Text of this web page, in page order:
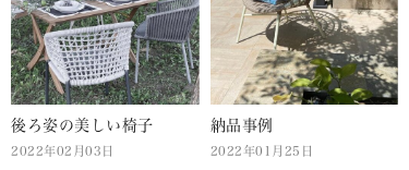
後ろ姿の美しい椅子
2022年02月03日
納品事例
2022年01月25日